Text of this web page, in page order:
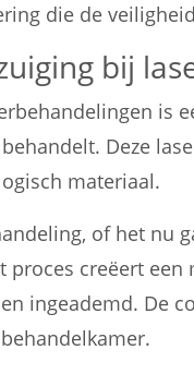
die de
bij
is
Deze
materiaal.
of het nu
proces creëert
ingeademd. De